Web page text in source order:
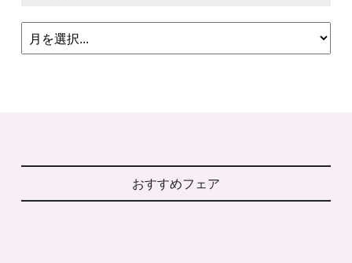
おすすめフェア